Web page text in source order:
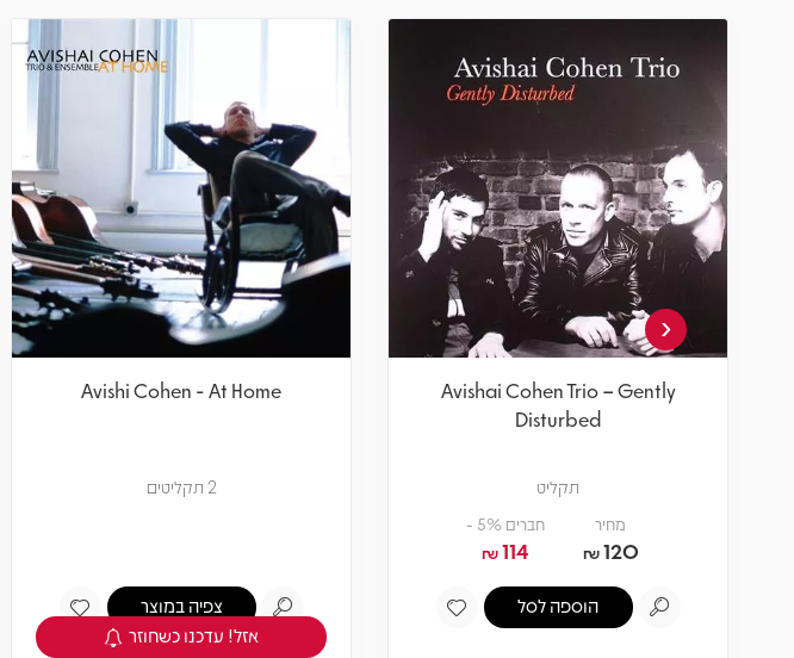
Avishai Cohen Trio – Gently
Disturbed
תקליט
מחיר
120
₪
חברים 5% -
114
₪
הוספה לסל
Avishi Cohen - At Home
2 תקליטים
צפיה במוצר
אזל! עדכנו כשחוזר
‹